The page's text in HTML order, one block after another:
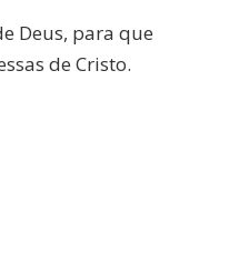
Deus, para que
de Cristo.